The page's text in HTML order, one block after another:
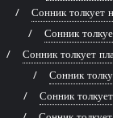
Сонник толкует
Сонник
Сонник толкует
Сонник
Сонник